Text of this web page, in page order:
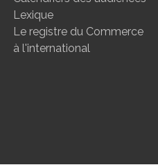
Lexique
Le registre du Commerce
à l'international